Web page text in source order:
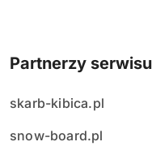
Partnerzy serwisu
skarb-kibica.pl
snow-board.pl